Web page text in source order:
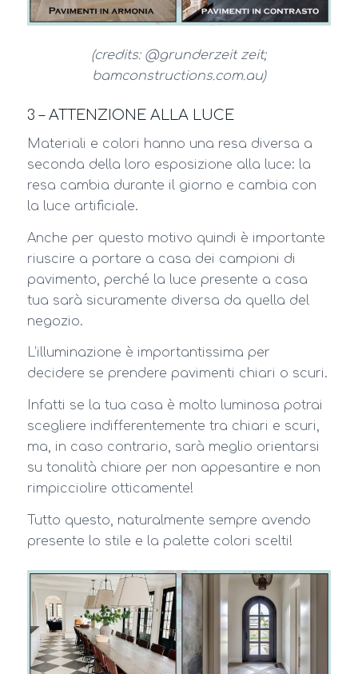
(credits: @grunderzeit zeit;
bamconstructions.com.au)
3 – ATTENZIONE ALLA LUCE
Materiali e colori hanno una resa diversa a
seconda della loro esposizione alla luce: la
resa cambia durante il giorno e cambia con
la luce artificiale.
Anche per questo motivo quindi è importante
riuscire a portare a casa dei campioni di
pavimento, perché la luce presente a casa
tua sarà sicuramente diversa da quella del
negozio.
L’illuminazione è importantissima per
decidere se prendere pavimenti chiari o scuri.
Infatti se la tua casa è molto luminosa potrai
scegliere indifferentemente tra chiari e scuri,
ma, in caso contrario, sarà meglio orientarsi
su tonalità chiare per non appesantire e non
rimpicciolire otticamente!
Tutto questo, naturalmente sempre avendo
presente lo stile e la palette colori scelti!